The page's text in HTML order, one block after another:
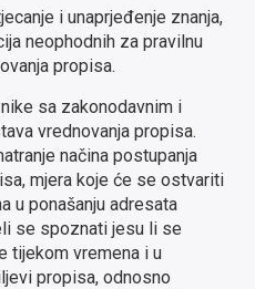
i unaprjeđenje znanja,
neophodnih za pravilnu
propisa.
sa zakonodavnim i
vrednovanja propisa.
načina postupanja
mjera koje će se ostvariti
u ponašanju adresata
se spoznati jesu li se
tijekom vremena i u
propisa, odnosno